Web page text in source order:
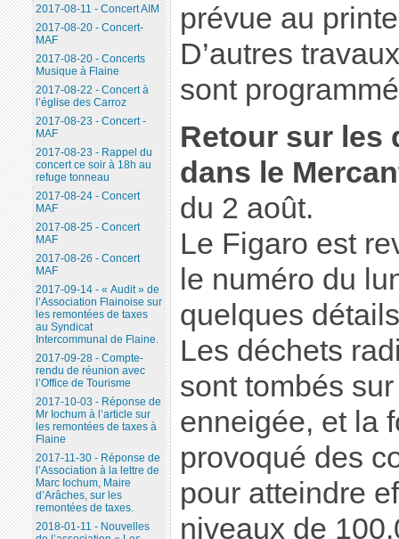
prévue au
D’autres
sont
Retour sur les
dans le
du 2 août.
Le Figaro est
le numéro du
quelques
Les déchets
sont tombés
enneigée, et la
provoqué des
pour atteindre
niveaux de
2017-08-11 - Concert AIM
2017-08-20 - Concert-
MAF
2017-08-20 - Concerts
Musique à Flaine
2017-08-22 - Concert à
l’église des Carroz
2017-08-23 - Concert -
MAF
2017-08-23 - Rappel du
concert ce soir à 18h au
refuge tonneau
2017-08-24 - Concert
MAF
2017-08-25 - Concert
MAF
2017-08-26 - Concert
MAF
2017-09-14 - « Audit » de
l’Association Flainoise sur
les remontées de taxes
au Syndicat
Intercommunal de Flaine.
2017-09-28 - Compte-
rendu de réunion avec
l’Office de Tourisme
2017-10-03 - Réponse de
Mr Iochum à l’article sur
les remontées de taxes à
Flaine
2017-11-30 - Réponse de
l’Association à la lettre de
Marc Iochum, Maire
d’Arâches, sur les
remontées de taxes.
2018-01-11 - Nouvelles